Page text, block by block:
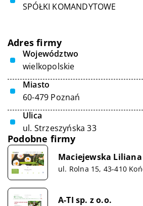
SPÓŁKI KOMANDYTOWE
Adres firmy
Województwo
wielkopolskie
Miasto
60-479 Poznań
Ulica
ul. Strzeszyńska 33
Podobne firmy
Maciejewska Liliana
ul. Rolna 15, 43-410
A-TI sp. z o.o.